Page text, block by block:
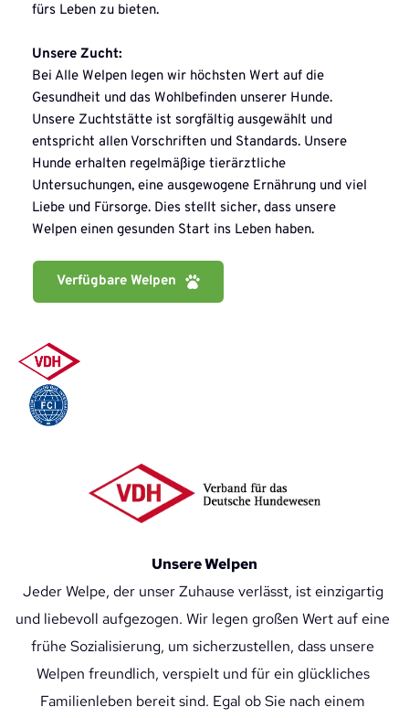
fürs Leben zu bieten.
Unsere Zucht:
Bei Alle Welpen legen wir höchsten Wert auf die
Gesundheit und das Wohlbefinden unserer Hunde.
Unsere Zuchtstätte ist sorgfältig ausgewählt und
entspricht allen Vorschriften und Standards. Unsere
Hunde erhalten regelmäßige tierärztliche
Untersuchungen, eine ausgewogene Ernährung und viel
Liebe und Fürsorge. Dies stellt sicher, dass unsere
Welpen einen gesunden Start ins Leben haben.
Verfügbare Welpen
Unsere Welpen
Jeder Welpe, der unser Zuhause verlässt, ist einzigartig
und liebevoll aufgezogen. Wir legen großen Wert auf eine
frühe Sozialisierung, um sicherzustellen, dass unsere
Welpen freundlich, verspielt und für ein glückliches
Familienleben bereit sind. Egal ob Sie nach einem